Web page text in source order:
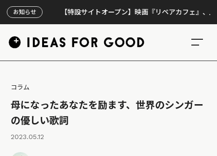
お知らせ【特設サイトオープン】映画『リペアカフェ』、上映300回
コラム
母になったあなたを励ます、世界のシンガー
の優しい歌詞
2023.05.12